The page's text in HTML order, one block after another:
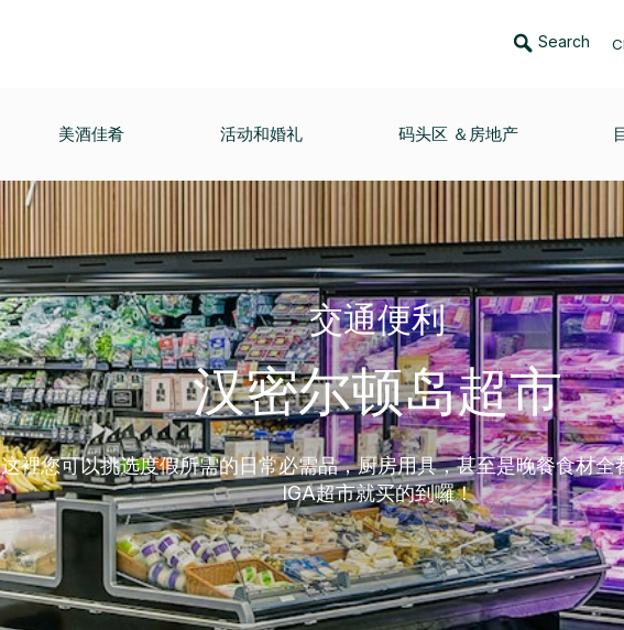
Search
美酒佳肴 活动和婚礼 码头区 ＆房地产
交通便利
汉密尔顿岛超市
这裡您可以挑选度假所需的日常必需品，厨房用具，甚至是晚餐食材全
IGA超市就买的到囉！